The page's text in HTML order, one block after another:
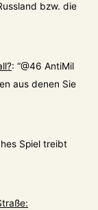
bzw. die
: “@46 AntiMil
aus denen Sie
Spiel treibt